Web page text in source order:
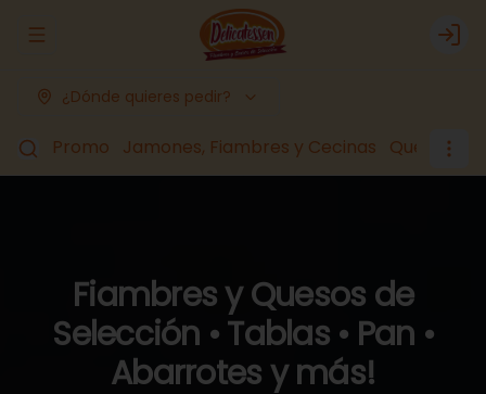
Abrir menu de navegación Login
¿Dónde quieres pedir?
Promo Jamones, Fiambres y Cecinas Quesos
Fiambres y Quesos de
Selección • Tablas • Pan •
Abarrotes y más!